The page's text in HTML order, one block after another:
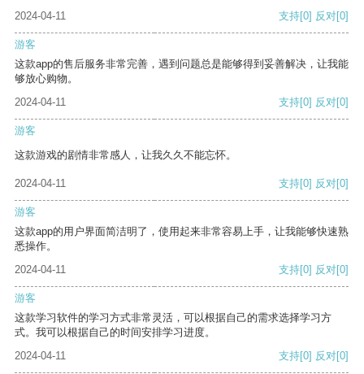
2024-04-11
支持[0] 反对[0]
游客
这款app的售后服务非常完善，遇到问题总是能够得到妥善解决，让我能
够放心购物。
2024-04-11
支持[0] 反对[0]
游客
这款游戏的剧情非常感人，让我久久不能忘怀。
2024-04-11 支持[0] 反对[0]
游客
这款app的用户界面简洁明了，使用起来非常容易上手，让我能够快速熟
悉操作。
2024-04-11
支持[0] 反对[0]
游客
这款学习软件的学习方式非常灵活，可以根据自己的需求选择学习方
式。我可以根据自己的时间安排学习进度。
2024-04-11
支持[0] 反对[0]